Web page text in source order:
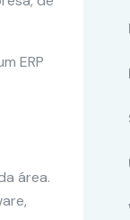
ERP
área.